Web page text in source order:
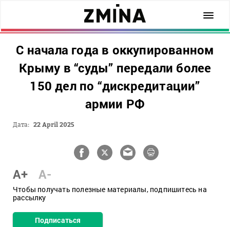
С начала года в оккупированном
Крыму в “суды” передали более
150 дел по “дискредитации”
армии РФ
Дата: 22 April 2025
A+ A-
Чтобы получать полезные материалы, подпишитесь на
рассылку
Подписаться